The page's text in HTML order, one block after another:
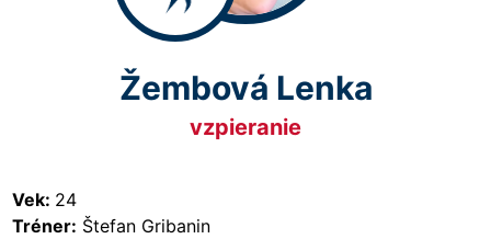
Žembová Lenka
vzpieranie
Vek: 24
Tréner: Štefan Gribanin